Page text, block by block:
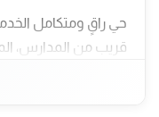
حي راقٍ ومتكامل
قريب من المدارس،